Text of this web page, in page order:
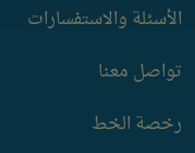
الأسئلة والاستفسارات
تواصل معنا
رخصة الخط